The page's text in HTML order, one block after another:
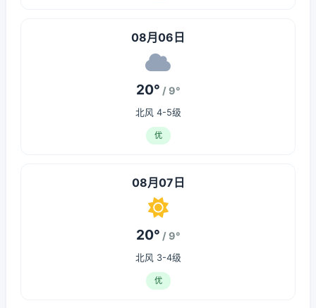
08月06日
20° / 9°
北风 4-5级
优
08月07日
20° / 9°
北风 3-4级
优